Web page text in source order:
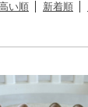
い順 新着順